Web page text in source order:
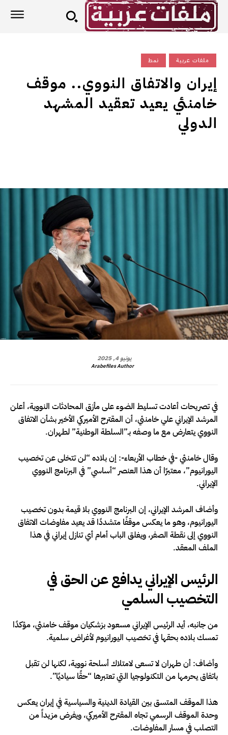
ملفات عربية نمط
إيران والاتفاق النووي.. موقف
خامنئي يعيد تعقيد المشهد
الدولي
يونيو 4, 2025
Arabefiles Author
في تصريحات أعادت تسليط الضوء على مأزق المحادثات النووية، أعلن
المرشد الإيراني علي خامنئي، أن المقترح الأميركي الأخير بشأن الاتفاق
النووي يتعارض مع ما وصفه بـ”السلطة الوطنية” لطهران.
وقال خامنئي -في خطاب الأربعاء-: إن بلاده “لن تتخلى عن تخصيب
اليورانيوم”، معتبرًا أن هذا العنصر “أساسي” في البرنامج النووي
الإيراني.
وأضاف المرشد الإيراني، إن البرنامج النووي بلا قيمة بدون تخصيب
اليورانيوم، وهو ما يعكس موقفًا متشددًا قد يعيد مفاوضات الاتفاق
النووي إلى نقطة الصفر، ويغلق الباب أمام أي تنازل إيراني في هذا
الملف المعقد.
الرئيس الإيراني يدافع عن الحق في
التخصيب السلمي
من جانبه، أيد الرئيس الإيراني مسعود بزشكيان موقف خامنئي، مؤكدًا
تمسك بلاده بحقها في تخصيب اليورانيوم لأغراض سلمية.
وأضاف: أن طهران لا تسعى لامتلاك أسلحة نووية، لكنها لن تقبل
باتفاق يحرمها من التكنولوجيا التي تعتبرها “حقًا سياديًا”.
هذا الموقف المتسق بين القيادة الدينية والسياسية في إيران يعكس
وحدة الموقف الرسمي تجاه المقترح الأميركي، ويفرض مزيداً من
التصلب في مسار المفاوضات.